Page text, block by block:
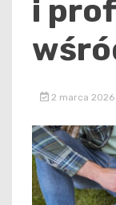
i
2 marca 2026